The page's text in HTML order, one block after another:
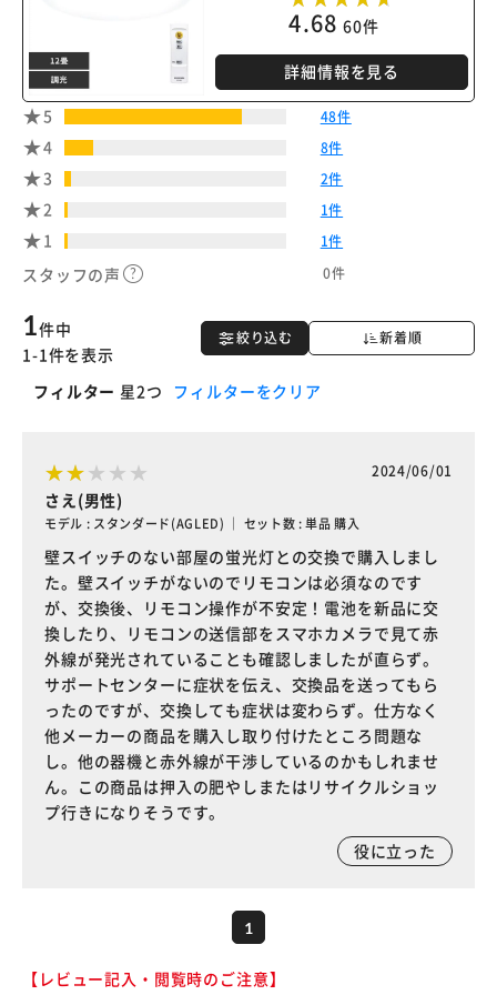
4.68 60件
詳細情報を見る
5 48件
4 8件
3 2件
2 1件
1 1件
スタッフの声 0件
絞り込む 新着順
1件中
1-1件を表示
フィルター 星2つ フィルターをクリア
2024/06/01
さえ(男性)
モデル : スタンダード(AGLED) ｜ セット数 : 単品 購入
壁スイッチのない部屋の蛍光灯との交換で購入しまし
た。壁スイッチがないのでリモコンは必須なのです
が、交換後、リモコン操作が不安定！電池を新品に交
換したり、リモコンの送信部をスマホカメラで見て赤
外線が発光されていることも確認しましたが直らず。
サポートセンターに症状を伝え、交換品を送ってもら
ったのですが、交換しても症状は変わらず。仕方なく
他メーカーの商品を購入し取り付けたところ問題な
し。他の器機と赤外線が干渉しているのかもしれませ
ん。この商品は押入の肥やしまたはリサイクルショッ
プ行きになりそうです。
役に立った
1
【レビュー記入・閲覧時のご注意】